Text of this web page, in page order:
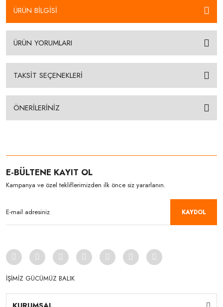
ÜRÜN BİLGİSİ
ÜRÜN YORUMLARI
TAKSİT SEÇENEKLERİ
ÖNERİLERİNİZ
E-BÜLTENE KAYIT OL
Kampanya ve özel tekliflerimizden ilk önce siz yararlanın.
KAYDOL
İŞİMİZ GÜCÜMÜZ BALIK